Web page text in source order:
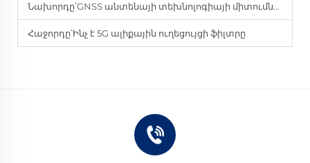
Նախորդը՝GNSS անտենայի տեխնոլոգիայի միտումները, որոնք ձևավորում են 2025 թվականը
Հաջորդը՝Ինչ է 5G ալիքային ուղեցույցի ֆիլտրը